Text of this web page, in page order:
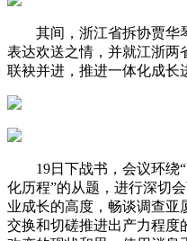
其间，浙江省拆协贾华
表达欢送之情，并就江浙两
联袂并进，推进一体化成长
19日下战书，会议环绕“
化历程”的从题，进行深切
业成长的高度，畅谈调查亚
交换和切磋推进出产力程度